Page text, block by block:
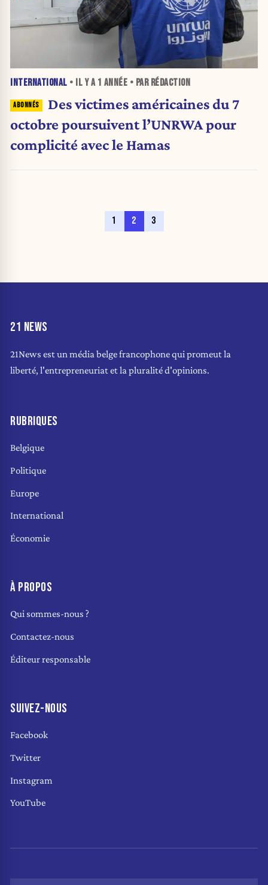
INTERNATIONAL • IL Y A 1 ANNÉE • PAR RÉDACTION
Des victimes américaines du 7
octobre poursuivent l’UNRWA pour
complicité avec le Hamas
1 2 3
21 NEWS
21News est un média belge francophone qui promeut la
liberté, l'entrepreneuriat et la pluralité d'opinions.
RUBRIQUES
Belgique
Politique
Europe
International
Économie
À PROPOS
Qui sommes-nous ?
Contactez-nous
Éditeur responsable
SUIVEZ-NOUS
Facebook
Twitter
Instagram
YouTube